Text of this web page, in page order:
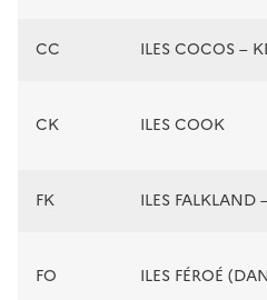
CC ILES COCOS –
CK ILES COOK
FK ILES FALKLAND
FO ILES FÉROÉ